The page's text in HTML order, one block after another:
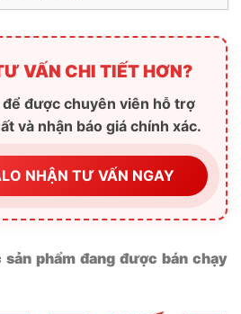
VẤN CHI TIẾT HƠN?
để được chuyên viên hỗ trợ
và nhận báo giá chính xác.
NHẬN TƯ VẤN NGAY
phẩm đang được bán chạy